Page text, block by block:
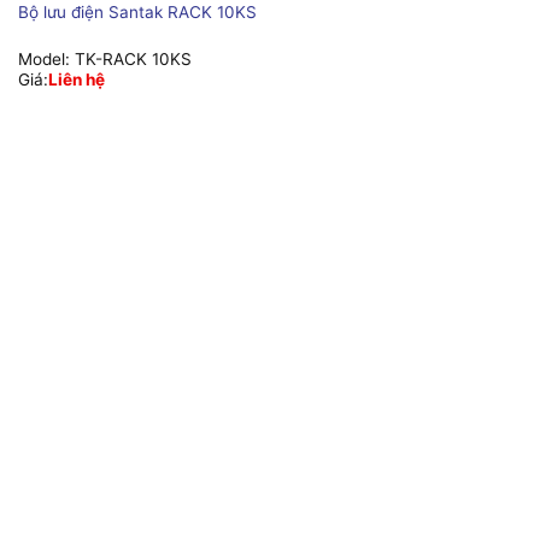
Bộ lưu điện Santak RACK 10KS
Model: TK-RACK 10KS
Giá:Liên hệ